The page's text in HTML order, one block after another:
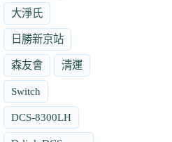
大淨氏
日勝新京站
森友會 清運
Switch
DCS-8300LH